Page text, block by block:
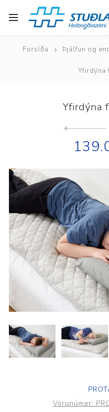
Forsíða Þjálfun og
Yfirdýna
Yfirdýna
Vörunúmer: